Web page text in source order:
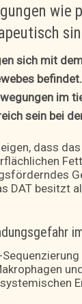
wie
sich mit
im
sein bei
dass
DAT besitzt